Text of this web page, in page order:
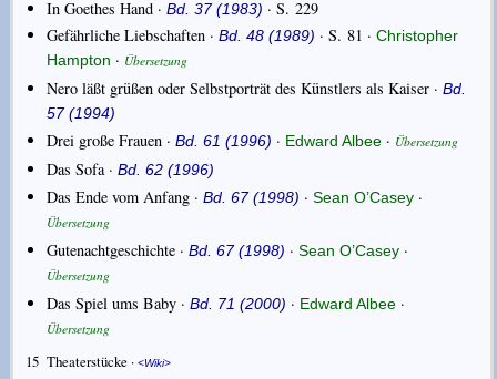
In Goethes Hand ·Bd. 37 (1983) · S. 229
Gefährliche Liebschaften ·Bd. 48 (1989) · S. 81 ·Christopher
Hampton · Übersetzung
Nero läßt grüßen oder Selbstporträt des Künstlers als Kaiser ·Bd.
57 (1994)
Drei große Frauen ·Bd. 61 (1996) · Edward Albee · Übersetzung
Das Sofa ·Bd. 62 (1996)
Das Ende vom Anfang ·Bd. 67 (1998) ·Sean O’Casey ·
Übersetzung
Gutenachtgeschichte ·Bd. 67 (1998) ·Sean O’Casey ·
Übersetzung
Das Spiel ums Baby ·Bd. 71 (2000) · Edward Albee ·
Übersetzung
15Theaterstücke · Wiki